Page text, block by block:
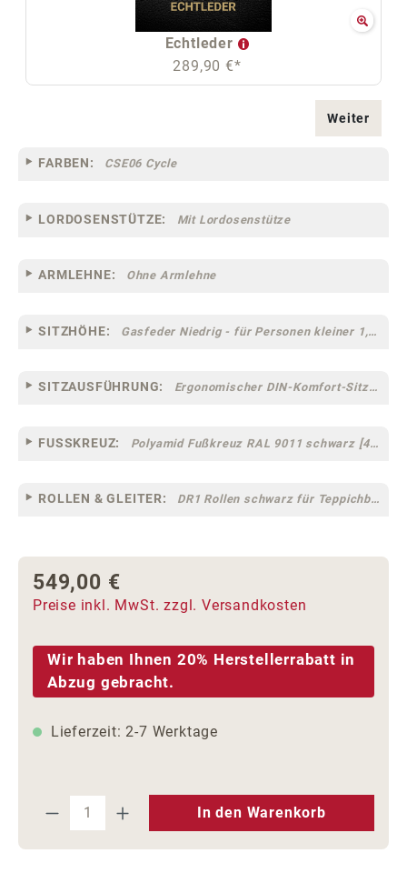
Echtleder
289,90 €*
Weiter
FARBEN: CSE06 Cycle
LORDOSENSTÜTZE: Mit Lordosenstütze
ARMLEHNE: Ohne Armlehne
SITZHÖHE: Gasfeder Niedrig - für Personen kleiner 1,60 m
SITZAUSFÜHRUNG: Ergonomischer DIN-Komfort-Sitz [75]
FUSSKREUZ: Polyamid Fußkreuz RAL 9011 schwarz [44]
ROLLEN & GLEITER: DR1 Rollen schwarz für Teppichböden [10]
Regulärer Preis:
549,00 €
Preise inkl. MwSt. zzgl. Versandkosten
Wir haben Ihnen 20% Herstellerrabatt in
Abzug gebracht.
Lieferzeit: 2-7 Werktage
Produkt Anzahl: Gib den
In den Warenkorb